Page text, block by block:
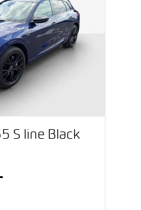
S line Black